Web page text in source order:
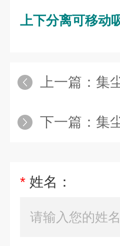
上下分离可移动
上一篇： 集
下一篇： 集
* 姓名：